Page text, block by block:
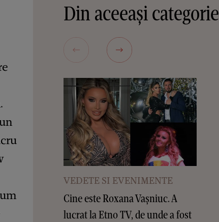
Din aceeași categorie
VEDETE SI EVENIMENTE
Cine este Roxana Vașniuc. A
lucrat la Etno TV, de unde a fost